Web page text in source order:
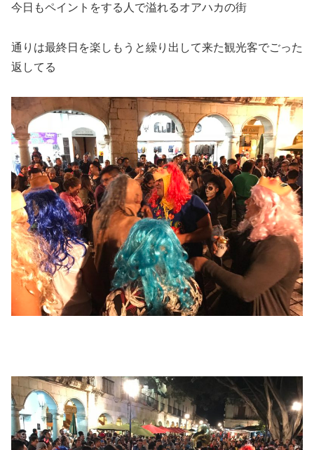
今日もペイントをする人で溢れるオアハカの街
通りは最終日を楽しもうと繰り出して来た観光客でごった
返してる